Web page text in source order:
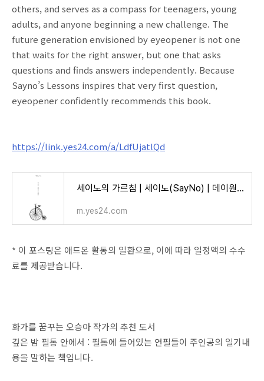
others, and serves as a compass for teenagers, young
adults, and anyone beginning a new challenge. The
future generation envisioned by eyeopener is not one
that waits for the right answer, but one that asks
questions and finds answers independently. Because
Sayno’s Lessons inspires that very first question,
eyeopener confidently recommends this book.
https://link.yes24.com/a/LdfUjatlQd
세이노의 가르침 | 세이노(SayNo) | 데이원 - 예스24
m.yes24.com
* 이 포스팅은 애드온 활동의 일환으로, 이에 따라 일정액의 수수
료를 제공받습니다.
화가를 꿈꾸는 오승아 작가의 추천 도서
깊은 밤 필통 안에서 : 필통에 들어있는 연필들이 주인공의 일기내
용을 말하는 책입니다.